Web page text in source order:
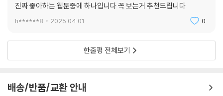
진짜 좋아하는 웹툰중에 하나입니다 꼭 보는거 추천드립니다
h******8 2025.04.01. 0
한줄평 전체보기
배송/반품/교환 안내